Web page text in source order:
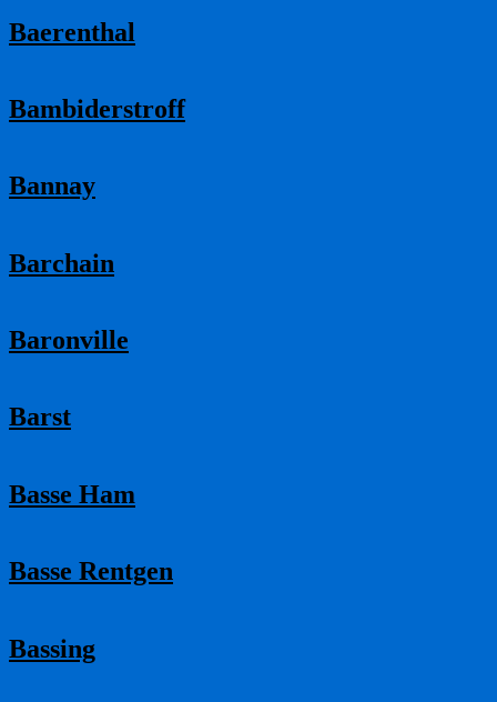
Baerenthal
Bambiderstroff
Bannay
Barchain
Baronville
Barst
Basse Ham
Basse Rentgen
Bassing